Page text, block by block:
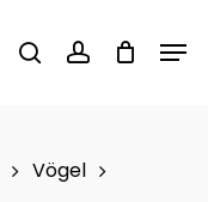
searchaccount
Vögel